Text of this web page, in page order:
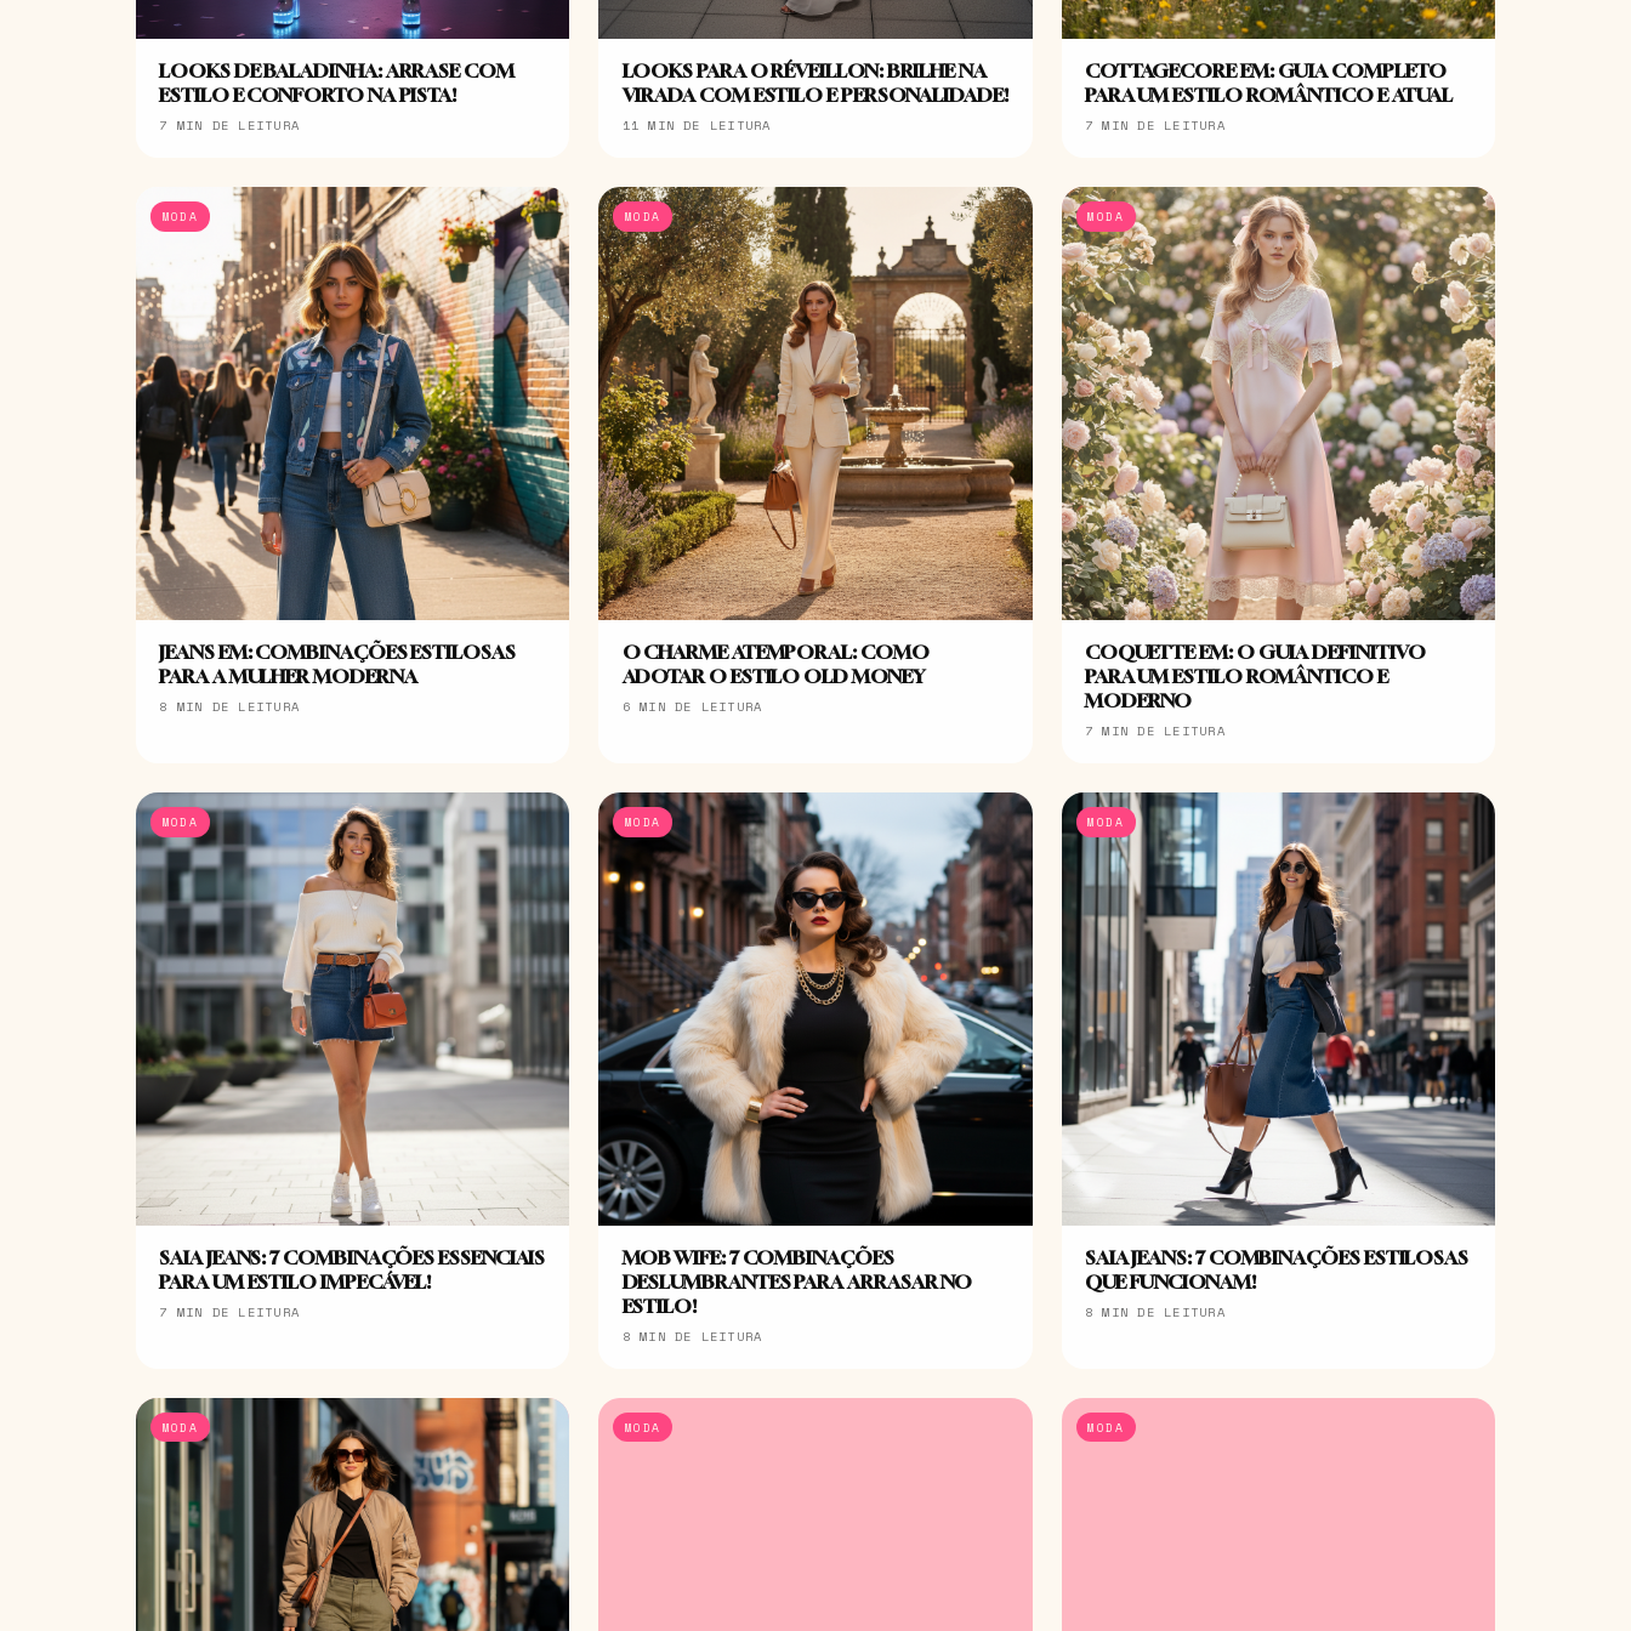
LOOKS DE BALADINHA: ARRASE COM
ESTILO E CONFORTO NA PISTA!
7 MIN DE LEITURA
LOOKS PARA O RÉVEILLON: BRILHE NA
VIRADA COM ESTILO E PERSONALIDADE!
11 MIN DE LEITURA
COTTAGECORE EM: GUIA COMPLETO
PARA UM ESTILO ROMÂNTICO E ATUAL
7 MIN DE LEITURA
MODA
JEANS EM: COMBINAÇÕES ESTILOSAS
PARA A MULHER MODERNA
8 MIN DE LEITURA
MODA
O CHARME ATEMPORAL: COMO
ADOTAR O ESTILO OLD MONEY
6 MIN DE LEITURA
MODA
COQUETTE EM: O GUIA DEFINITIVO
PARA UM ESTILO ROMÂNTICO E
MODERNO
7 MIN DE LEITURA
MODA
SAIA JEANS: 7 COMBINAÇÕES ESSENCIAIS
PARA UM ESTILO IMPECÁVEL!
7 MIN DE LEITURA
MODA
MOB WIFE: 7 COMBINAÇÕES
DESLUMBRANTES PARA ARRASAR NO
ESTILO!
8 MIN DE LEITURA
MODA
SAIA JEANS: 7 COMBINAÇÕES ESTILOSAS
QUE FUNCIONAM!
8 MIN DE LEITURA
MODA MODA MODA